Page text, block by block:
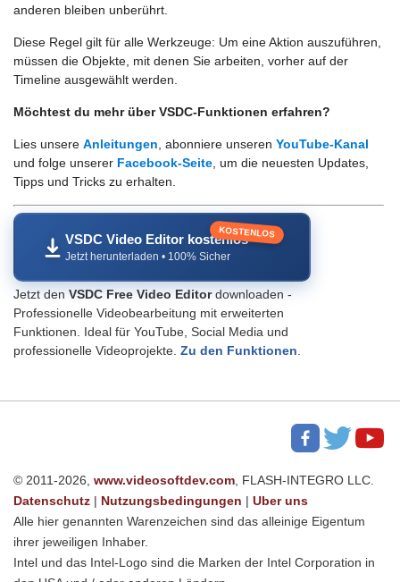
anderen bleiben unberührt.
Diese Regel gilt für alle Werkzeuge: Um eine Aktion auszuführen,
müssen die Objekte, mit denen Sie arbeiten, vorher auf der
Timeline ausgewählt werden.
Möchtest du mehr über VSDC-Funktionen erfahren?
Lies unsere Anleitungen , abonniere unseren YouTube-Kanal
und folge unserer Facebook-Seite , um die neuesten Updates,
Tipps und Tricks zu erhalten.
VSDC Video Editor kostenlos
Jetzt herunterladen • 100% Sicher
KOSTENLOS
Jetzt den VSDC Free Video Editordownloaden -
Professionelle Videobearbeitung mit erweiterten
Funktionen. Ideal für YouTube, Social Media und
professionelle Videoprojekte. Zu den Funktionen
© 2011-2026, www.videosoftdev.com , FLASH-INTEGRO LLC.
Datenschutz | Nutzungsbedingungen | Uber uns
Alle hier genannten Warenzeichen sind das alleinige Eigentum
ihrer jeweiligen Inhaber.
Intel und das Intel-Logo sind die Marken der Intel Corporation in